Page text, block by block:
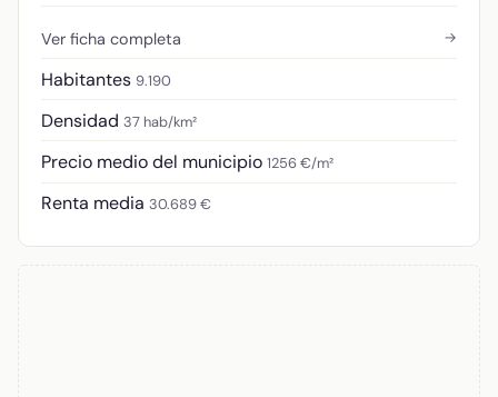
Ver ficha completa →
Habitantes 9.190
Densidad 37 hab/km²
Precio medio del municipio 1256 €/m²
Renta media 30.689 €